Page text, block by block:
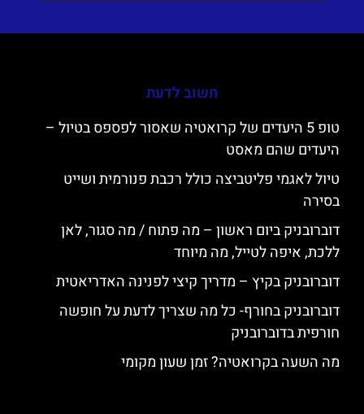
חשוב לדעת
טופ 5 היעדים של קרואטיה שאסור לפספס בטיול –
היעדים שהם מאסט
טיול לאגמי פליטביצה כולל רכבת פנורמית ושייט
בסירה
דוברובניק ביום ראשון – מה פתוח / מה סגור, לאן
ללכת, איפה לטייל, מה מיוחד
דוברובניק בקיץ – מדריך קיצי לפנינה האדריאטית
דוברובניק בחורף- כל מה שצריך לדעת על חופשה
חורפית בדוברובניק
מה השעה בקרואטיה? זמן שעון מקומי